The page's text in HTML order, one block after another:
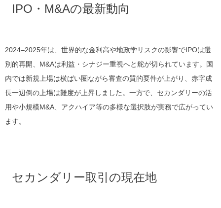
IPO・M&Aの最新動向
2024–2025年は、世界的な金利高や地政学リスクの影響でIPOは選
別的再開、M&Aは利益・シナジー重視へと舵が切られています。国
内では新規上場は横ばい圏ながら審査の質的要件が上がり、赤字成
長一辺倒の上場は難度が上昇しました。一方で、セカンダリーの活
用や小規模M&A、アクハイア等の多様な選択肢が実務で広がってい
ます。
セカンダリー取引の現在地